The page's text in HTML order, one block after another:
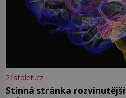
21stoleti.cz
Stinná stránka